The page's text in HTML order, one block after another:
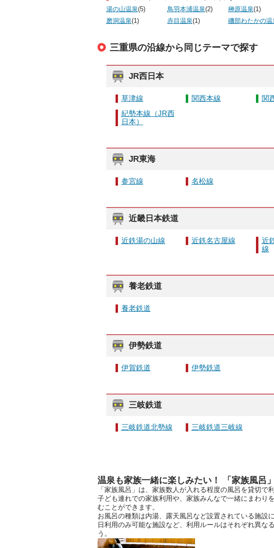
湯の山温泉(5) 鳥羽本浦温泉(2) 榊原温泉(1)
磨洞温泉(1) 赤目温泉(1) 磯部わたかの温
三重県の沿線から同じテーマで探す
JR西日本
草津線 関西本線
関
紀勢本線（JR西
日本）
JR東海
参宮線 名松線
近畿日本鉄道
近鉄湯の山線 近鉄名古屋線
近
線
養老鉄道
養老鉄道
伊勢鉄道
伊賀鉄道 伊勢鉄道
三岐鉄道
三岐鉄道北勢線 三岐鉄道三岐線
温泉も家族一緒に楽しみたい！ 「家族風呂
「家族風呂」は、家族数人が入れる程度の風呂を貸切で
子ども連れでの家族利用や、家族みんなで一緒にまわり
むことができます。
お風呂の種類は内湯、露天風呂など設置されている施設
日利用のみ可能な施設など、利用ルールはそれぞれ異な
う。